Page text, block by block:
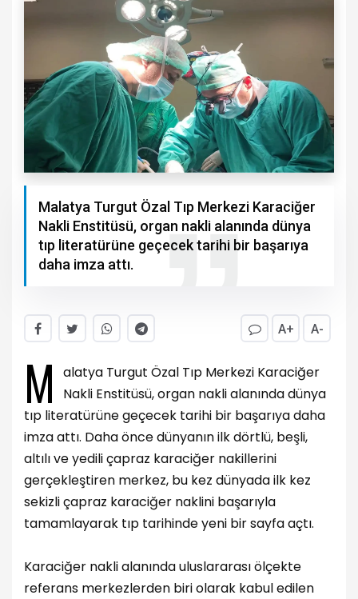
Malatya Turgut Özal Tıp Merkezi Karaciğer
Nakli Enstitüsü, organ nakli alanında dünya
tıp literatürüne geçecek tarihi bir başarıya
daha imza attı.
A+ A-
M
alatya Turgut Özal Tıp Merkezi Karaciğer
Nakli Enstitüsü, organ nakli alanında dünya
tıp literatürüne geçecek tarihi bir başarıya daha
imza attı. Daha önce dünyanın ilk dörtlü, beşli,
altılı ve yedili çapraz karaciğer nakillerini
gerçekleştiren merkez, bu kez dünyada ilk kez
sekizli çapraz karaciğer naklini başarıyla
tamamlayarak tıp tarihinde yeni bir sayfa açtı.
Karaciğer nakli alanında uluslararası ölçekte
referans merkezlerden biri olarak kabul edilen